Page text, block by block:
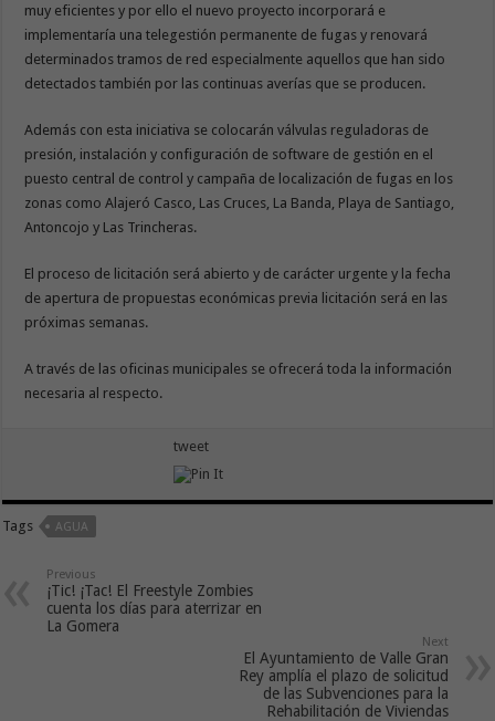
muy eficientes y por ello el nuevo proyecto incorporará e
implementaría una telegestión permanente de fugas y renovará
determinados tramos de red especialmente aquellos que han sido
detectados también por las continuas averías que se producen.
Además con esta iniciativa se colocarán válvulas reguladoras de
presión, instalación y configuración de software de gestión en el
puesto central de control y campaña de localización de fugas en los
zonas como Alajeró Casco, Las Cruces, La Banda, Playa de Santiago,
Antoncojo y Las Trincheras.
El proceso de licitación será abierto y de carácter urgente y la fecha
de apertura de propuestas económicas previa licitación será en las
próximas semanas.
A través de las oficinas municipales se ofrecerá toda la información
necesaria al respecto.
tweet
Tags AGUA
Previous
¡Tic! ¡Tac! El Freestyle Zombies
cuenta los días para aterrizar en
La Gomera
Next
El Ayuntamiento de Valle Gran
Rey amplía el plazo de solicitud
de las Subvenciones para la
Rehabilitación de Viviendas